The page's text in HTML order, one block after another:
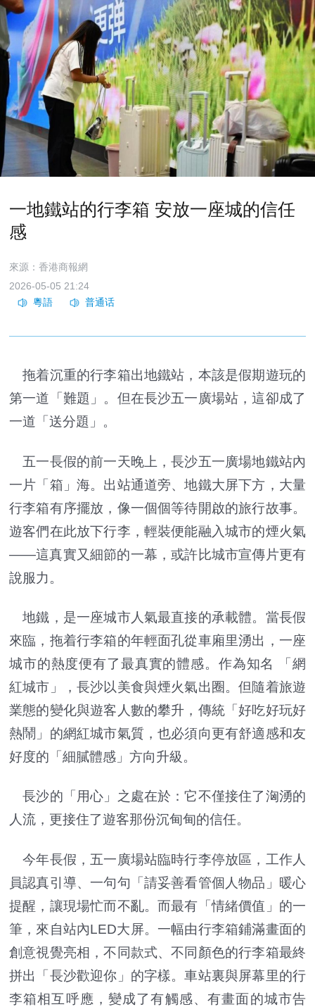
一地鐵站的行李箱 安放一座城的信任
感
來源：香港商報網
2026-05-05 21:24
拖着沉重的行李箱出地鐵站，本該是假期遊玩的
第一道「難題」。但在長沙五一廣場站，這卻成了
一道「送分題」。
五一長假的前一天晚上，長沙五一廣場地鐵站內
一片「箱」海。出站通道旁、地鐵大屏下方，大量
行李箱有序擺放，像一個個等待開啟的旅行故事。
遊客們在此放下行李，輕裝便能融入城市的煙火氣
——這真實又細節的一幕，或許比城市宣傳片更有
說服力。
地鐵，是一座城市人氣最直接的承載體。當長假
來臨，拖着行李箱的年輕面孔從車廂里湧出，一座
城市的熱度便有了最真實的體感。作為知名 「網
紅城市」，長沙以美食與煙火氣出圈。但隨着旅遊
業態的變化與遊客人數的攀升，傳統「好吃好玩好
熱鬧」的網紅城市氣質，也必須向更有舒適感和友
好度的「細膩體感」方向升級。
長沙的「用心」之處在於：它不僅接住了洶湧的
人流，更接住了遊客那份沉甸甸的信任。
今年長假，五一廣場站臨時行李停放區，工作人
員認真引導、一句句「請妥善看管個人物品」暖心
提醒，讓現場忙而不亂。而最有「情緒價值」的一
筆，來自站內LED大屏。一幅由行李箱鋪滿畫面的
創意視覺亮相，不同款式、不同顏色的行李箱最終
拼出「長沙歡迎你」的字樣。車站裏與屏幕里的行
李箱相互呼應，變成了有觸感、有畫面的城市告